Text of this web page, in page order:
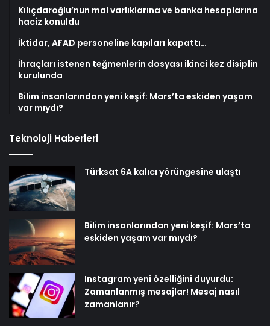
Kılıçdaroğlu’nun mal varlıklarına ve banka hesaplarına
haciz konuldu
İktidar, AFAD personeline kapıları kapattı…
İhraçları istenen teğmenlerin dosyası ikinci kez disiplin
kurulunda
Bilim insanlarından yeni keşif: Mars’ta eskiden yaşam
var mıydı?
Teknoloji Haberleri
Türksat 6A kalıcı yörüngesine ulaştı
Bilim insanlarından yeni keşif: Mars’ta
eskiden yaşam var mıydı?
Instagram yeni özelliğini duyurdu:
Zamanlanmış mesajlar! Mesaj nasıl
zamanlanır?